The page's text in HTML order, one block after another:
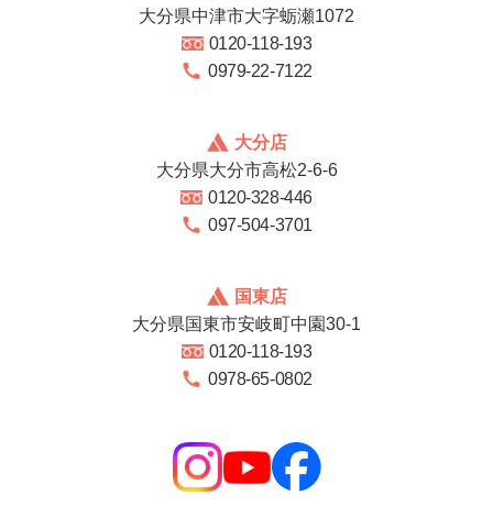
大分県中津市大字蛎瀬1072
0120-118-193
0979-22-7122
大分店
大分県大分市高松2-6-6
0120-328-446
097-504-3701
国東店
大分県国東市安岐町中園30-1
0120-118-193
0978-65-0802